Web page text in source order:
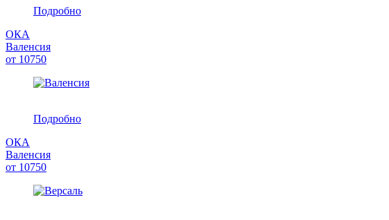
Подробно
ОКА
Валенсия
от 10750
Подробно
ОКА
Валенсия
от 10750